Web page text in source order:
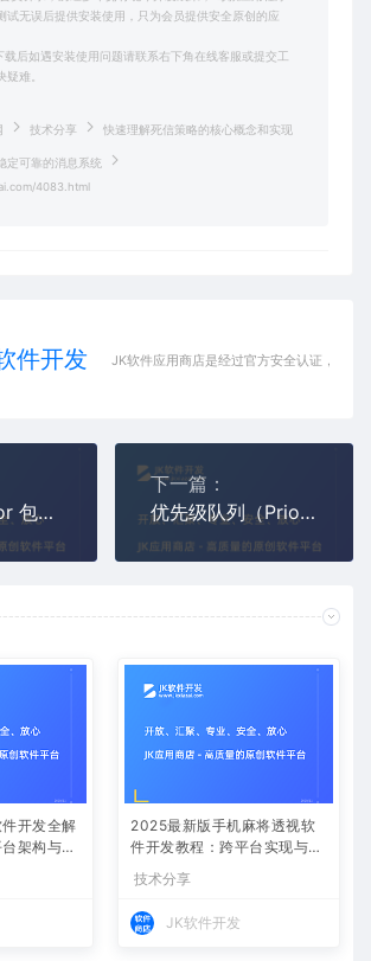
试无误后提供安装使用，只为会员提供安全原创的应
载后如遇安装使用问题请联系右下角在线客服或提交工
难。
技术分享 快速理解死信策略的核心概念和实现
定可靠的消息系统
4083.html
件开发 JK软件应用商店是经过官方安全认证，保障
go-multierror 包的核心功能就一个，将多个错误合并为一个错误
下一篇：
优先级队列（Priority Queue） 是一种能够根据消息的优先级进行排序的队列结构
开发全解
架构与控
2025最新版手机麻将透视软
件开发教程：跨平台实现与安
全防封方案
技术分享
JK软件开发